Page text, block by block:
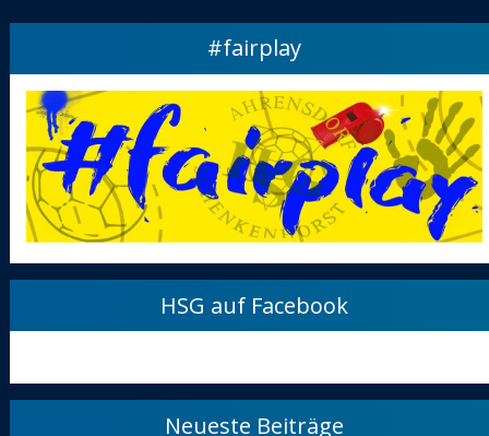
#fairplay
HSG auf Facebook
Neueste Beiträge